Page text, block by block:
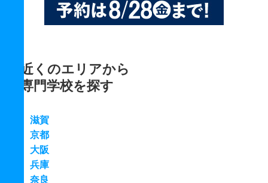
近くのエリアから
専門学校を探す
滋賀
京都
大阪
兵庫
奈良